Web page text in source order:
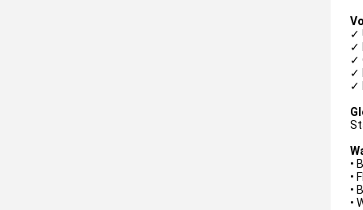
✓
✓
✓
✓
✓
•
•
•
•